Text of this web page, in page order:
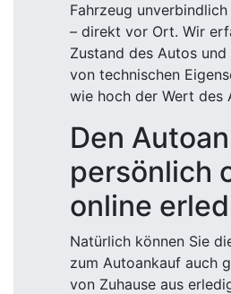
Fahrzeug
– direkt vor Ort. Wir
Zustand des Autos und
von technischen
wie hoch der Wert des
Den
persönlich
online
Natürlich können Sie
zum Autoankauf auch
von Zuhause aus